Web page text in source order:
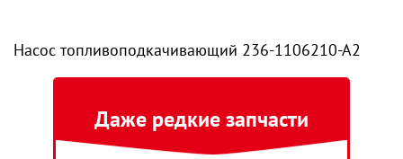
Насос топливоподкачивающий 236-1106210-А2
Даже редкие запчасти